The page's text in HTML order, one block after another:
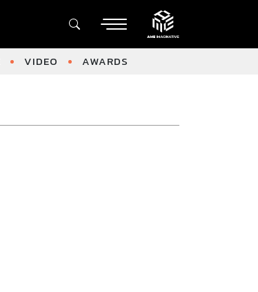
VIDEO AWARDS